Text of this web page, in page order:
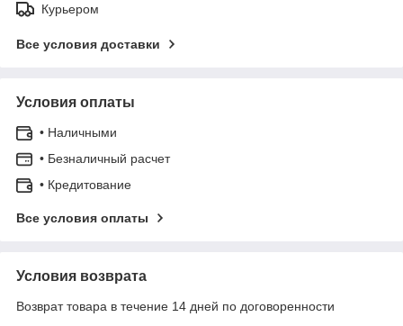
Курьером
Все условия доставки
Условия оплаты
• Наличными
• Безналичный расчет
• Кредитование
Все условия оплаты
Условия возврата
Возврат товара в течение 14 дней по договоренности